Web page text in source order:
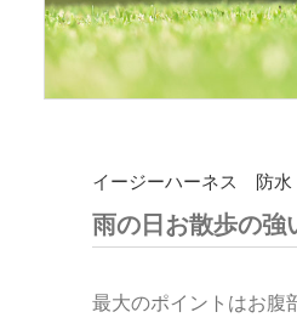
イージーハーネス 防
雨の日お散歩の強
最大のポイントはお腹